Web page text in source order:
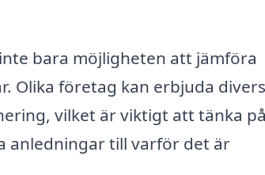
bara möjligheten att jämföra
Olika företag kan erbjuda
vilket är viktigt att tänka
anledningar till varför det är